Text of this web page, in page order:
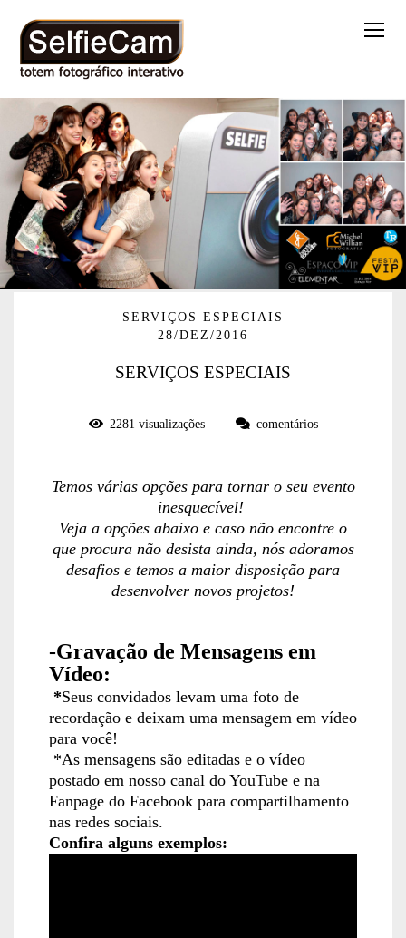
SERVIÇOS ESPECIAIS
28/DEZ/2016
SERVIÇOS ESPECIAIS
2281 visualizações comentários
Temos várias opções para tornar o seu evento
inesquecível!
Veja a opções abaixo e caso não encontre o
que procura não desista ainda, nós adoramos
desafios e temos a maior disposição para
desenvolver novos projetos!
-Gravação de Mensagens em
Vídeo:
*Seus convidados levam uma foto de
recordação e deixam uma mensagem em vídeo
para você!
*As mensagens são editadas e o vídeo
postado em nosso canal do YouTube e na
Fanpage do Facebook para compartilhamento
nas redes sociais.
Confira alguns exemplos: